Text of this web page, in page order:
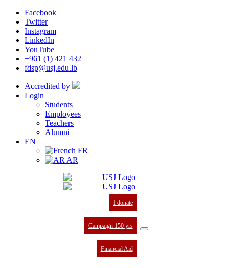
Facebook
Twitter
Instagram
LinkedIn
YouTube
+961 (1) 421 432
fdsp@usj.edu.lb
Accredited by
Login
Students
Employees
Teachers
Alumni
EN
FR
AR
I donate
Campaign 150 yrs
Financial Aid